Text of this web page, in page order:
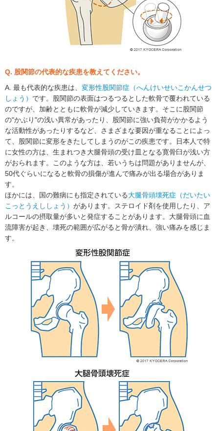
Q. 股関節の代表的な疾患を教えてください。
A. 最も代表的な疾患は、 変形性股関節症（へんけいせいこかんせつ
しょう） です。股関節の表面はつるつるとした軟骨で覆われている
のですが、加齢とともに軟骨が減少していきます。そこに股関節
の"かぶり"の浅い異常があったり、股関節に強い負荷がかかるよう
な活動性があったりするなど、さまざまな要因が重なることによっ
て、股関節に変形をきたしてしまうのがこの疾患です。日本人で特
に女性の方は、生まれつき大腿骨頭の受け皿となる寛骨臼が浅い方
がおられます。このような方は、若いうちは問題がありませんが、
50代ぐらいになると軟骨の損傷が進んで痛みが出る場合がありま
す。
ほかには、国の難病にも指定されている大腿骨頭壊死症（だいたい
こっとうえししょう） があります。ステロイド剤を使用したり、ア
ルコールの摂取量が多いと発症することがあります。大腿骨頭に血
流障害が起き、壊死の範囲が広がると骨が潰れ、強い痛みを感じま
す。